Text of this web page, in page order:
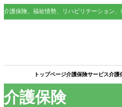
介護保険
介護保険、福祉情勢、リハビリテーション
トップページ介護保険サービス介護